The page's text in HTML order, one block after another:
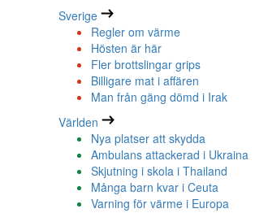
Sverige
Regler om värme
Hösten är här
Fler brottslingar grips
Billigare mat i affären
Man från gäng dömd i Irak
Världen
Nya platser att skydda
Ambulans attackerad i Ukraina
Skjutning i skola i Thailand
Många barn kvar i Ceuta
Varning för värme i Europa